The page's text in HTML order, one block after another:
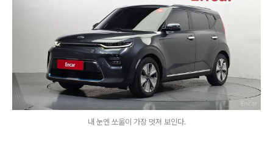
내 눈엔 쏘울이 가장 멋져 보인다.